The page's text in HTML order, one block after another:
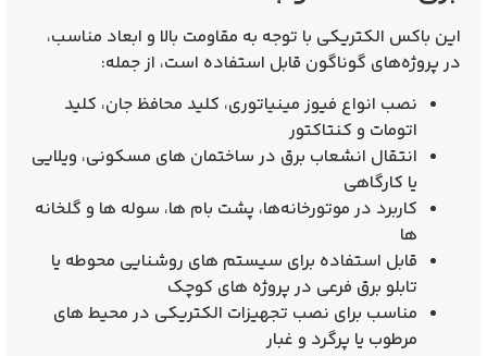
این باکس الکتریکی با توجه به مقاومت بالا و ابعاد مناسب،
در پروژه‌های گوناگون قابل استفاده است، از جمله:
نصب انواع فیوز مینیاتوری، کلید محافظ جان، کلید
اتومات و کنتاکتور
انتقال انشعاب برق در ساختمان‌ های مسکونی، ویلایی
یا کارگاهی
کاربرد در موتورخانه‌ها، پشت بام‌ ها، سوله‌ ها و گلخانه‌
ها
قابل استفاده برای سیستم‌ های روشنایی محوطه یا
تابلو برق فرعی در پروژه‌ های کوچک
مناسب برای نصب تجهیزات الکتریکی در محیط‌ های
مرطوب یا پرگرد و غبار